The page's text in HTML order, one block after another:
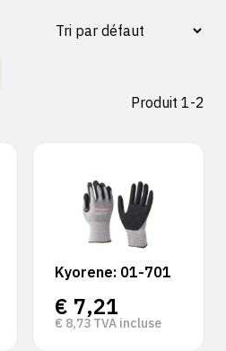
Produit 1-2
Kyorene: 01-701
€ 7,21
€ 8,73 TVA incluse